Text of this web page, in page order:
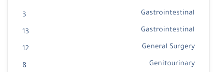
Gastrointestinal
3
Gastrointestinal
13
General Surgery
12
Genitourinary
8